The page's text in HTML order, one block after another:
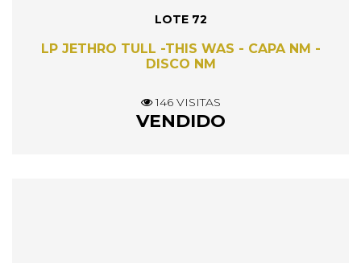
LOTE 72
LP JETHRO TULL -THIS WAS - CAPA NM -
DISCO NM
146 VISITAS
VENDIDO